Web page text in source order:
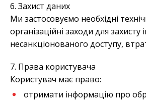
6. Захист даних
Ми застосовуємо необхідні
організаційні заходи для захисту
несанкціонованого доступу,
7. Права користувача
Користувач має право:
отримати інформацію про